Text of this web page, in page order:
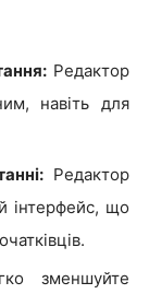
Редактор
навіть для
Редактор
інтерфейс, що
зменшуйте